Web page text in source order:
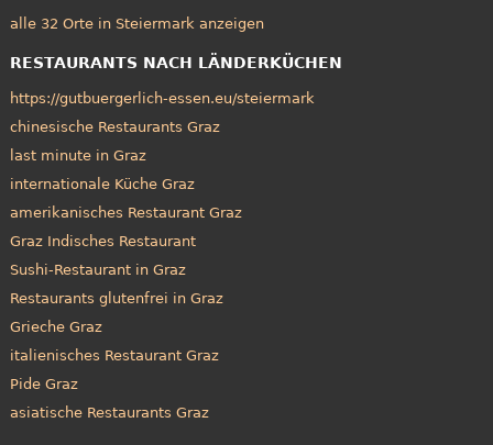
alle 32 Orte in Steiermark anzeigen
RESTAURANTS NACH LÄNDERKÜCHEN
https://gutbuergerlich-essen.eu/steiermark
chinesische Restaurants Graz
last minute in Graz
internationale Küche Graz
amerikanisches Restaurant Graz
Graz Indisches Restaurant
Sushi-Restaurant in Graz
Restaurants glutenfrei in Graz
Grieche Graz
italienisches Restaurant Graz
Pide Graz
asiatische Restaurants Graz